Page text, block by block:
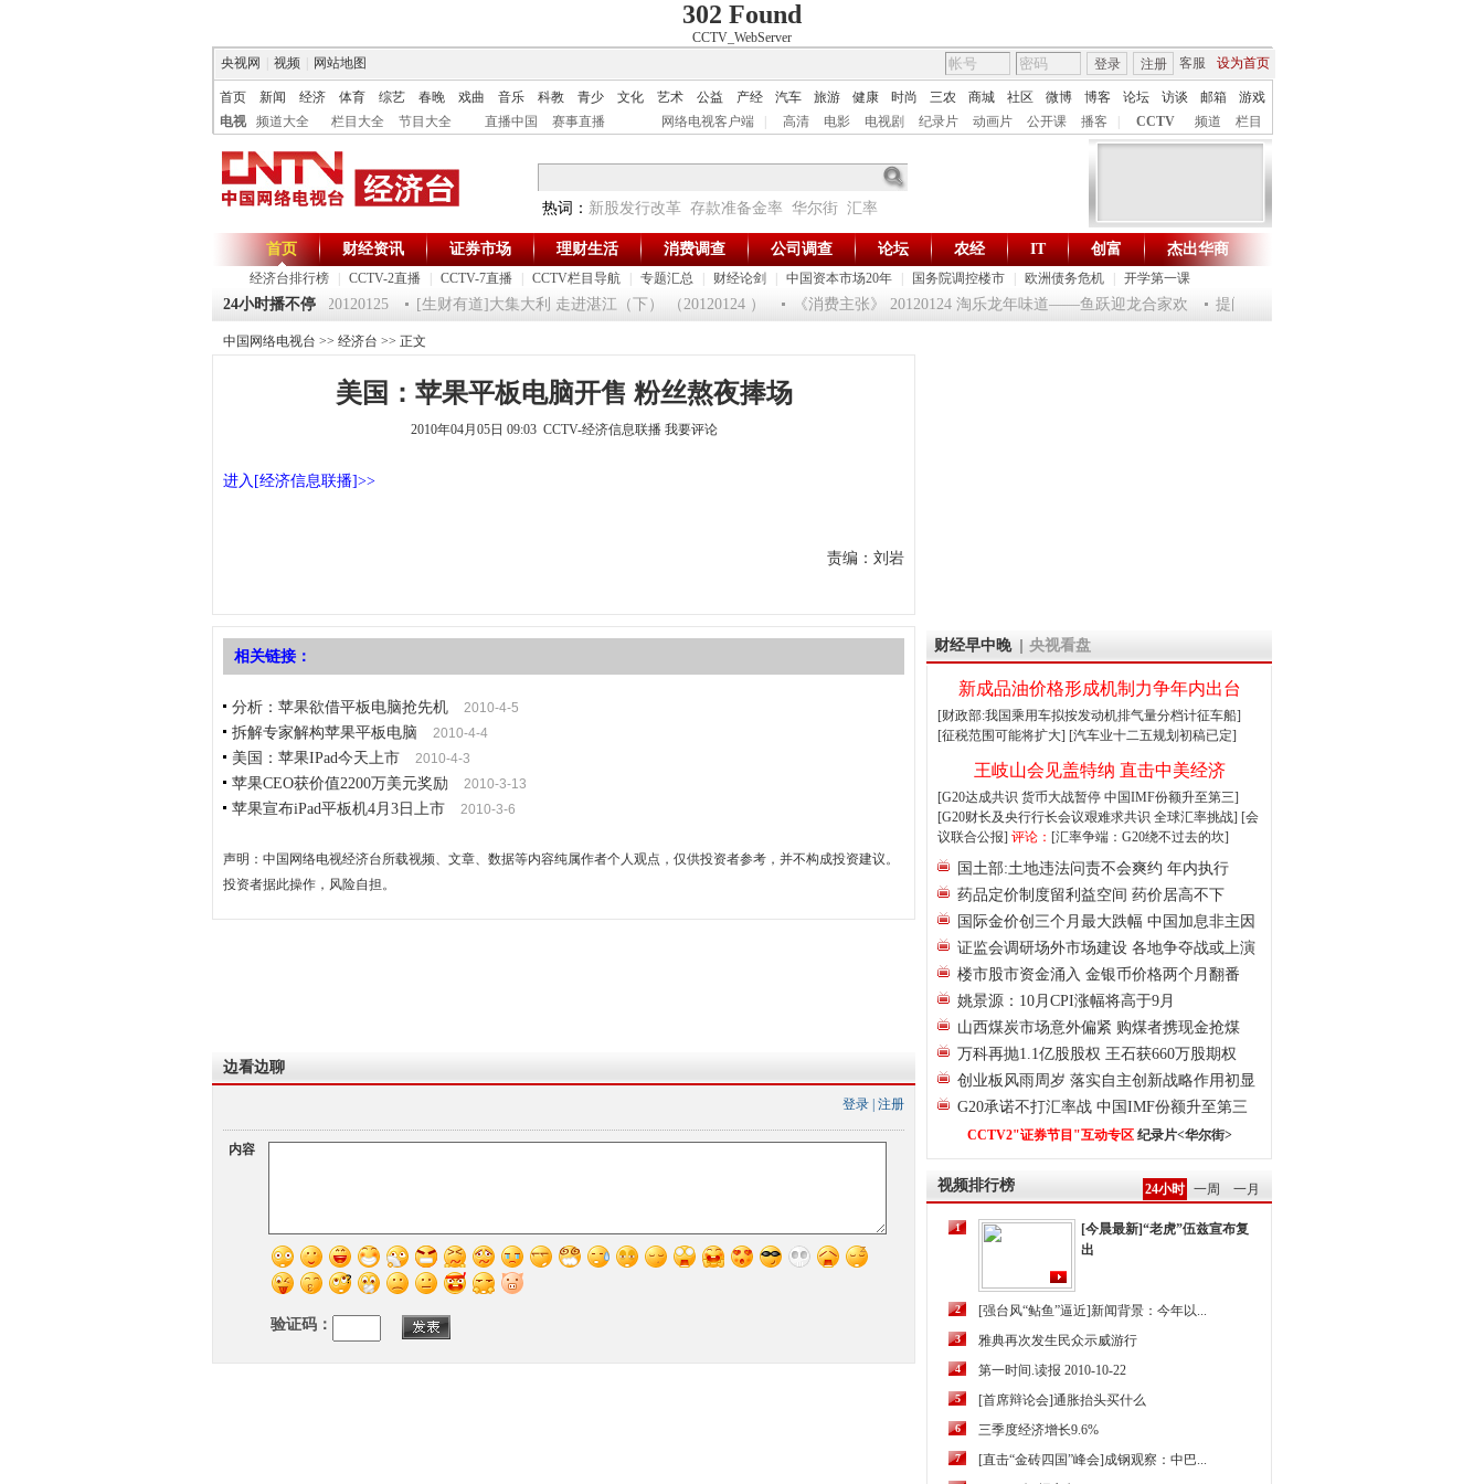
302 Found
CCTV_WebServer
央视网
视频 网站地图 客服 设为首页
登录 注册
首页 新闻 经济 体育 综艺 春晚 戏曲 音乐 科教 青少 文化 艺术 公益 产经 汽车 旅游 健康 时尚 三农 商城 社区 微博 博客 论坛 访谈 邮箱
游戏
电视
频道大全 栏目大全 节目大全 直播中国 赛事直播 网络电视客户端 高清 电影 电视剧 纪录片 动画片 公开课 播客 CCTV 频道 栏目
热词： 新股发行改革 存款准备金率 华尔街 汇率
财智生活 一键通达
首页
经济台排行榜 CCTV-2直播 CCTV-7直播 CCTV栏目导航 专题汇总 财经论剑 中国资本市场20年 国务院调控楼市 欧洲债务危机 开学第一课
财经资讯 证券市场 理财生活 消费调查 公司调查 论坛 农经 IT 创富 杰出华商
24小时播不停
《第一时间》 20120125 [生财有道]大集大利 走进湛江（下） （20120124 ） 《消费主张》 20120124 淘乐龙年味道——鱼跃迎龙合家欢 提问2012：机遇与悬念共存
中国网络电视台 >> 经济台 >> 正文
美国：苹果平板电脑开售 粉丝熬夜捧场
2010年04月05日 09:03 CCTV-经济信息联播 我要评论
进入[经济信息联播]>>
责编：刘岩
相关链接：
分析：苹果欲借平板电脑抢先机 2010-4-5
拆解专家解构苹果平板电脑 2010-4-4
美国：苹果IPad今天上市 2010-4-3
苹果CEO获价值2200万美元奖励 2010-3-13
苹果宣布iPad平板机4月3日上市 2010-3-6
声明：中国网络电视经济台所载视频、文章、数据等内容纯属作者个人观点，仅供投资者参考，并不构成投资建议。
投资者据此操作，风险自担。
边看边聊
登录 注册
内容
验证码：
财经早中晚 央视看盘
新成品油价格形成机制力争年内出台
[财政部:我国乘用车拟按发动机排气量分档计征车船]
[征税范围可能将扩大] [汽车业十二五规划初稿已定]
王岐山会见盖特纳 直击中美经济
[G20达成共识 货币大战暂停 中国IMF份额升至第三]
[G20财长及央行行长会议艰难求共识 全球汇率挑战] [会
议联合公报] 评论： [汇率争端：G20绕不过去的坎]
国土部:土地违法问责不会爽约 年内执行
药品定价制度留利益空间 药价居高不下
国际金价创三个月最大跌幅 中国加息非主因
证监会调研场外市场建设 各地争夺战或上演
楼市股市资金涌入 金银币价格两个月翻番
姚景源：10月CPI涨幅将高于9月
山西煤炭市场意外偏紧 购煤者携现金抢煤
万科再抛1.1亿股股权 王石获660万股期权
创业板风雨周岁 落实自主创新战略作用初显
G20承诺不打汇率战 中国IMF份额升至第三
CCTV2"证券节目"互动专区 纪录片<华尔街>
视频排行榜 24小时 一周 一月
1
[今晨最新]“老虎”伍兹宣布复
出
2 [强台风“鲇鱼”逼近]新闻背景：今年以...
3 雅典再次发生民众示威游行
4 第一时间.读报 2010-10-22
5 [首席辩论会]通胀抬头买什么
6 三季度经济增长9.6%
7 [直击“金砖四国”峰会]成钢观察：中巴...